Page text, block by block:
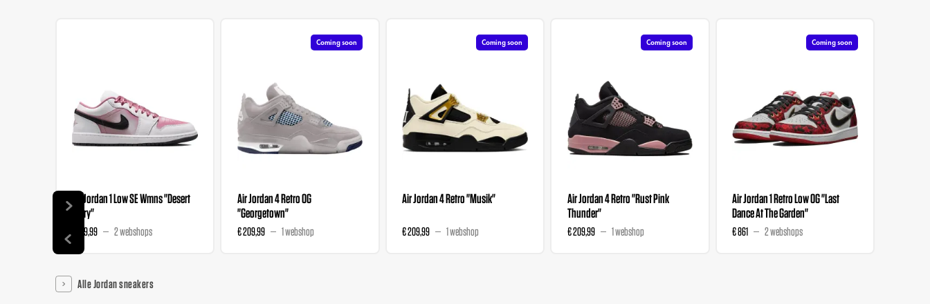
Air Jordan 1 Low SE Wmns "Desert
Berry"
€ 139,99 2 webshops
Coming soon
Air Jordan 4 Retro OG
"Georgetown"
€ 209,99 1 webshop
Coming soon
Air Jordan 4 Retro "Musik"
€ 209,99 1 webshop
Coming soon
Air Jordan 4 Retro "Rust Pink
Thunder"
€ 209,99 1 webshop
Coming soon
Air Jordan 1 Retro Low OG "Last
Dance At The Garden"
€ 861 2 webshops
Alle Jordan sneakers